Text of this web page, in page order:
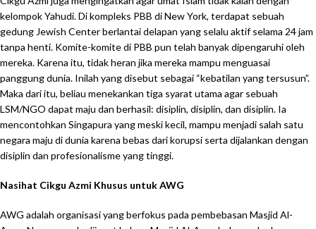
kelompok Yahudi. Di kompleks PBB di New York, terdapat sebuah
gedung Jewish Center berlantai delapan yang selalu aktif selama 24 jam
tanpa henti. Komite-komite di PBB pun telah banyak dipengaruhi oleh
mereka. Karena itu, tidak heran jika mereka mampu menguasai
panggung dunia. Inilah yang disebut sebagai “kebatilan yang tersusun”.
Maka dari itu, beliau menekankan tiga syarat utama agar sebuah
LSM/NGO dapat maju dan berhasil: disiplin, disiplin, dan disiplin. Ia
mencontohkan Singapura yang meski kecil, mampu menjadi salah satu
negara maju di dunia karena bebas dari korupsi serta dijalankan dengan
disiplin dan profesionalisme yang tinggi.
Nasihat Cikgu Azmi Khusus untuk AWG
AWG adalah organisasi yang berfokus pada pembebasan Masjid Al-